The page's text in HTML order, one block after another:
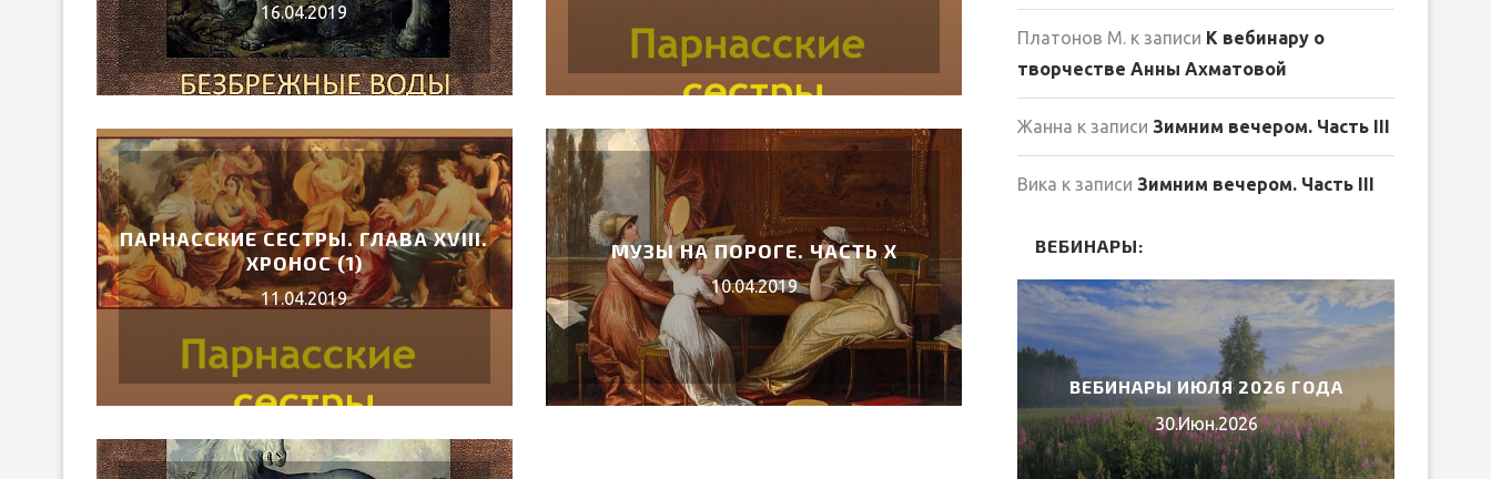
16.04.2019
ПАРНАССКИЕ СЕСТРЫ. ГЛАВА XVIII.
ХРОНОС (1)
11.04.2019
МУЗЫ НА ПОРОГЕ. ЧАСТЬ X
10.04.2019
Платонов М. к записи К вебинару о
творчестве Анны Ахматовой
Жанна к записи Зимним вечером. Часть III
Вика к записи Зимним вечером. Часть III
ВЕБИНАРЫ:
УИЛЬЯМ ШЕКСПИР «КОРОЛЬ
ЛИР»
12.Апр.2026
ВЕБИНАРЫ АВГУСТА 2026 ГОДА ВЕБИНАРЫ ИЮЛЯ 2026 ГОДА
30.Июн.2026